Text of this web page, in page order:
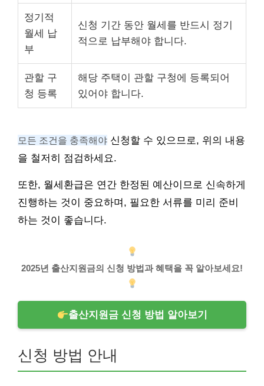
정기적
월세 납
부
신청 기간 동안 월세를 반드시 정기
적으로 납부해야 합니다.
관할 구
청 등록
해당 주택이 관할 구청에 등록되어
있어야 합니다.
모든 조건을 충족해야 신청할 수 있으므로, 위의 내용
을 철저히 점검하세요.
또한, 월세환급은 연간 한정된 예산이므로 신속하게
진행하는 것이 중요하며, 필요한 서류를 미리 준비
하는 것이 좋습니다.
2025년 출산지원금의 신청 방법과 혜택을 꼭 알아보세요!
출산지원금 신청 방법 알아보기
신청 방법 안내